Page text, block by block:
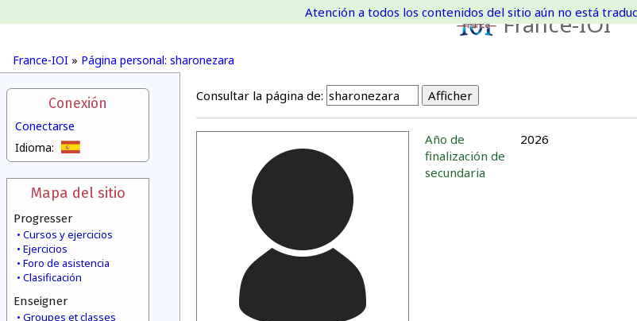
France-IOI
France-IOI » Página personal: sharonezara
Atención a todos los contenidos del sitio aún no está
Conexión
Conectarse
Idioma:
Mapa del sitio
Progresser
Cursos y ejercicios
Ejercicios
Foro de asistencia
Clasificación
Enseigner
Groupes et classes
Consultar la página de:
Año de
finalización de
secundaria
2026